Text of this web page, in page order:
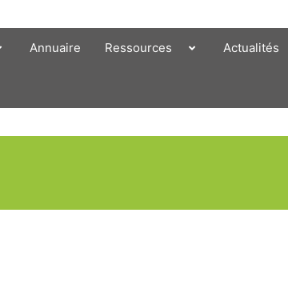
Annuaire Ressources Actualités